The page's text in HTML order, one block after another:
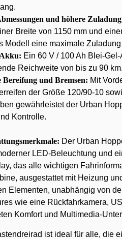
und höhere
Breite von 1150 mm und
Modell eine maximale
Ein 60 V / 100 Ah Blei-
Reichweite von bis zu 90 km.
Bereifung und Bremsen: Mit
der Größe 120/90-10
gewährleistet der Urban
Kontrolle.
Der Urban
LED-Beleuchtung und
das alle wichtigen
ausgestattet mit Heizung
Elementen, unabhängig von
wie eine Rückfahrkamera,
Komfort und Multimedia-
ist ideal für alle, die